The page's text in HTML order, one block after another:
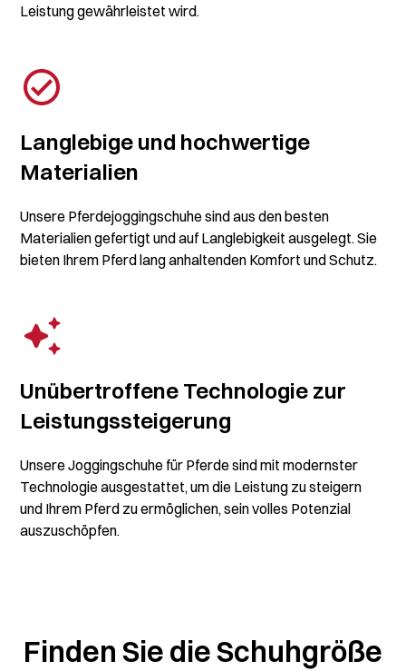
Leistung gewährleistet wird.
Langlebige und hochwertige
Materialien
Unsere Pferdejoggingschuhe sind aus den besten
Materialien gefertigt und auf Langlebigkeit ausgelegt. Sie
bieten Ihrem Pferd lang anhaltenden Komfort und Schutz.
Unübertroffene Technologie zur
Leistungssteigerung
Unsere Joggingschuhe für Pferde sind mit modernster
Technologie ausgestattet, um die Leistung zu steigern
und Ihrem Pferd zu ermöglichen, sein volles Potenzial
auszuschöpfen.
Finden Sie die Schuhgröße